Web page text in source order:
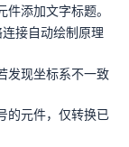
添加文字标题。
接自动绘制原理
发现坐标系不一致
的元件，仅转换已